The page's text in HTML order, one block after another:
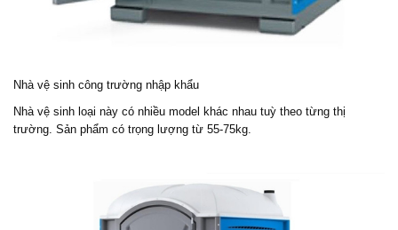
Nhà vệ sinh công trường nhập khẩu
Nhà vệ sinh loại này có nhiều model khác nhau tuỳ theo từng thị
trường. Sản phẩm có trọng lượng từ 55-75kg.